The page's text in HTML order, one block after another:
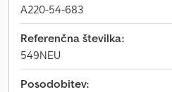
A220-54-683
Referenčna številka:
549NEU
Posodobitev: